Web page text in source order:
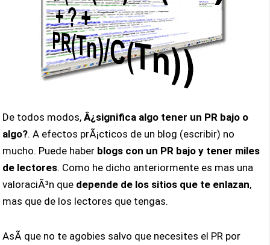
De todos modos,Â¿significa algo tener un PR bajo o
algo?. A efectos prÃ¡cticos de un blog (escribir) no
mucho. Puede haber blogs con un PR bajo y tener miles
de lectores. Como he dicho anteriormente es mas una
valoraciÃ³n que depende de los sitios que te enlazan,
mas que de los lectores que tengas.
AsÃ­ que no te agobies salvo que necesites el PR por